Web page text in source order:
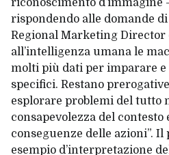
riconoscimento d’immagine
rispondendo alle domande
Regional Marketing Director
all’intelligenza umana le
molti più dati per imparare
specifici. Restano
esplorare problemi del tutto
consapevolezza del contesto
conseguenze delle azioni”.
esempio d’interpretazione